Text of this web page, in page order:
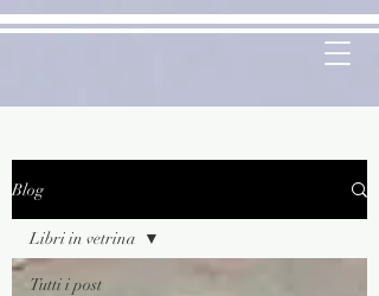
Blog
Tutti i post
Libri in vetrina